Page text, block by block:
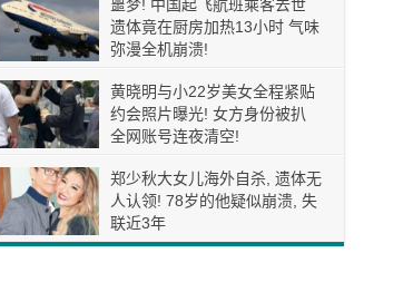
噩梦! 中国起飞航班乘客去世
遗体竟在厨房加热13小时 气味
弥漫全机崩溃!
黄晓明与小22岁美女全程紧贴
约会照片曝光! 女方身份被扒
全网账号连夜清空!
郑少秋大女儿海外自杀, 遗体无
人认领! 78岁的他疑似崩溃, 失
联近3年